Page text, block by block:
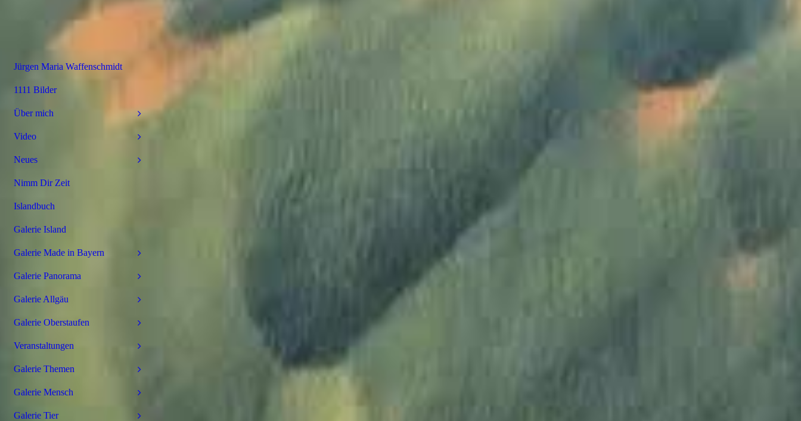
Jürgen Maria Waffenschmidt
1111 Bilder
Über mich
Video
Neues
Nimm Dir Zeit
Islandbuch
Galerie Island
Galerie Made in Bayern
Galerie Panorama
Galerie Allgäu
Galerie Oberstaufen
Veranstaltungen
Galerie Themen
Galerie Mensch
Galerie Tier